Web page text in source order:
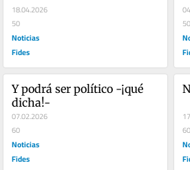
18.04.2026
50
Noticias
Fides
50
Y podrá ser político -¡qué
dicha!-
07.02.2026
60
Noticias
Fides
60